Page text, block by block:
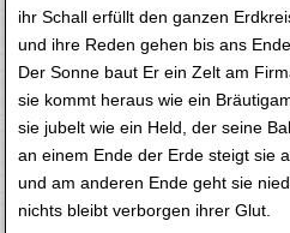
ihr Schall erfüllt den ganzen
und ihre Reden gehen bis ans
Der Sonne baut Er ein Zelt am
sie kommt heraus wie ein
sie jubelt wie ein Held, der seine
an einem Ende der Erde steigt sie
und am anderen Ende geht sie
nichts bleibt verborgen ihrer Glut.